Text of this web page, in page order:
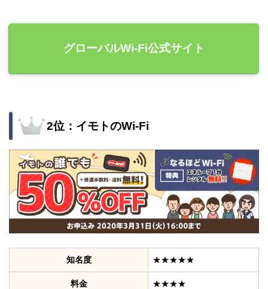
グローバルWi-Fi公式サイト
2位：イモトのWi-Fi
知名度 ★★★★★
料金 ★★★★